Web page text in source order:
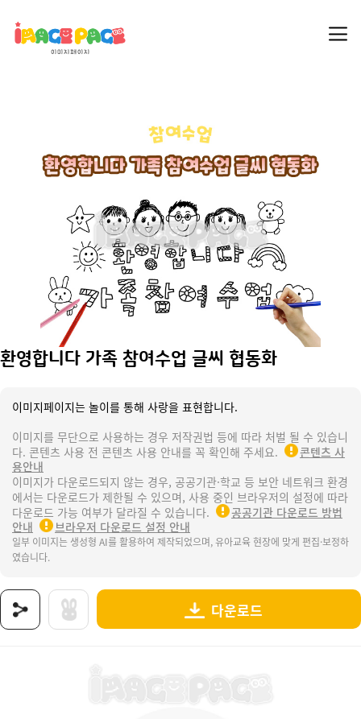
환영합니다 가족 참여수업 글씨 협동화
이미지페이지는 놀이를 통해 사랑을 표현합니다.
이미지를 무단으로 사용하는 경우 저작권법 등에 따라 처벌 될 수 있습니
다. 콘텐츠 사용 전 콘텐츠 사용 안내를 꼭 확인해 주세요.
콘텐츠 사
용안내
이미지가 다운로드되지 않는 경우, 공공기관·학교 등 보안 네트워크 환경
에서는 다운로드가 제한될 수 있으며, 사용 중인 브라우저의 설정에 따라
다운로드 가능 여부가 달라질 수 있습니다.
공공기관 다운로드 방법
안내
브라우저 다운로드 설정 안내
일부 이미지는 생성형 AI를 활용하여 제작되었으며, 유아교육 현장에 맞게 편집·보정하
였습니다.
다운로드
태그 : 환영합니다가족참여수업글씨협동화, 나와가족, 가족, 가족참여수업, 여자가족참여
추가 설명 : 해당 상품에 대한 상세 정보는 이미지로 제공됩니다.